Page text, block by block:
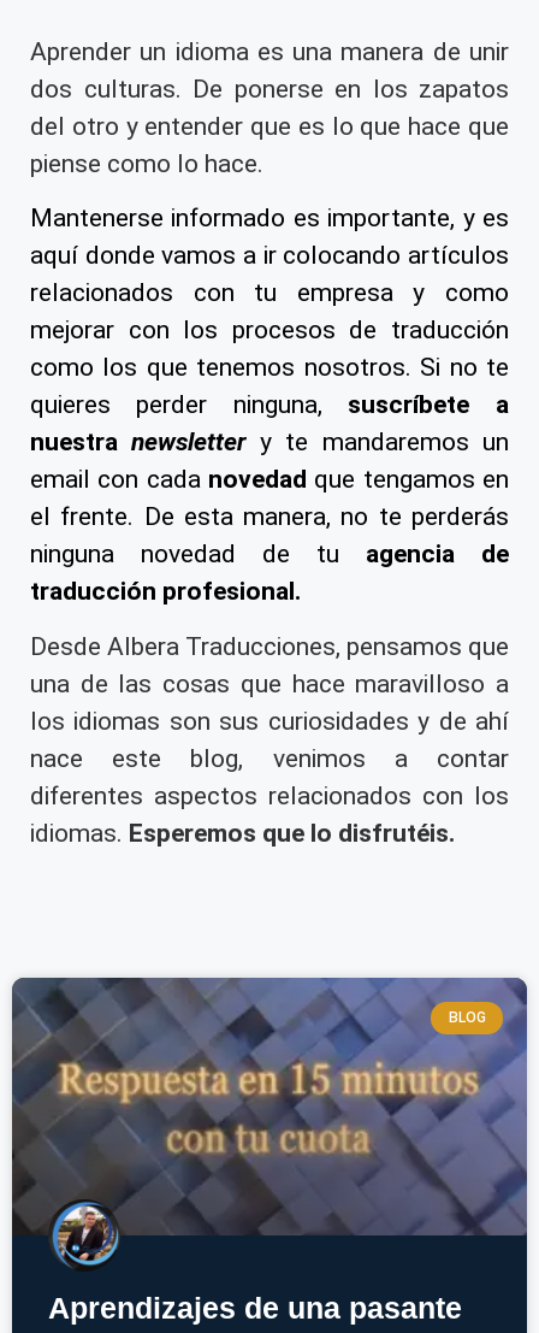
Aprender un idioma es una manera de unir
dos culturas. De ponerse en los zapatos
del otro y entender que es lo que hace que
piense como lo hace.
Mantenerse informado es importante, y es
aquí donde vamos a ir colocando artículos
relacionados con tu empresa y como
mejorar con los procesos de traducción
como los que tenemos nosotros. Si no te
quieres perder ninguna, suscríbete a
nuestra newslettery te mandaremos un
email con cada novedad que tengamos en
el frente. De esta manera, no te perderás
ninguna novedad de tu agencia de
traducción profesional.
Desde Albera Traducciones, pensamos que
una de las cosas que hace maravilloso a
los idiomas son sus curiosidades y de ahí
nace este blog, venimos a contar
diferentes aspectos relacionados con los
idiomas. Esperemos que lo disfrutéis.
BLOG
Aprendizajes de una pasante